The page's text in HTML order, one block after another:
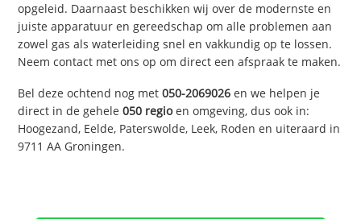
opgeleid. Daarnaast beschikken wij over de modernste en
juiste apparatuur en gereedschap om alle problemen aan
zowel gas als waterleiding snel en vakkundig op te lossen.
Neem contact met ons op om direct een afspraak te maken.
Bel deze ochtend nog met050-2069026 en we helpen je
direct in de gehele050 regioen omgeving, dus ook in:
Hoogezand, Eelde, Paterswolde, Leek, Roden en uiteraard in
9711 AA Groningen.